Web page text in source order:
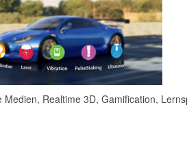
Medien, Realtime 3D, Gamification,